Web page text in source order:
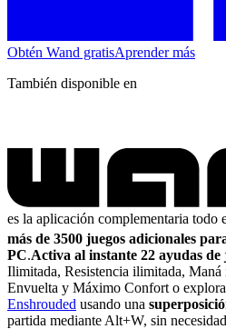
Obtén Wand gratisAprender más
También disponible en
es la aplicación complementaria todo
más de 3500 juegos adicionales
PC.Activa al instante 22 ayudas de
Ilimitada, Resistencia ilimitada,
Envuelta y Máximo Confort o explora
Enshrouded usando una
partida mediante Alt+W, sin